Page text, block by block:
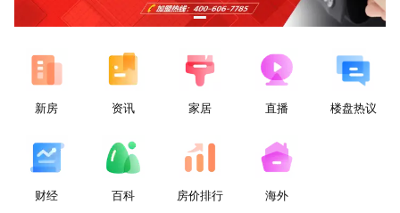
新房 资讯 家居 直播 楼盘热议
财经 百科 房价排行 海外